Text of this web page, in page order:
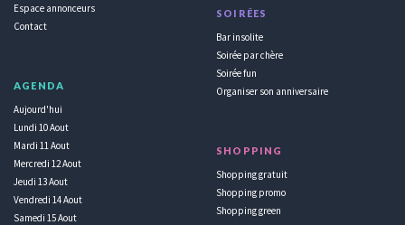
Espace annonceurs
Contact
AGENDA
Aujourd'hui
Lundi 10 Aout
Mardi 11 Aout
Mercredi 12 Aout
Jeudi 13 Aout
Vendredi 14 Aout
Samedi 15 Aout
SOIRÉES
Bar insolite
Soirée par chère
Soirée fun
Organiser son anniversaire
SHOPPING
Shopping gratuit
Shopping promo
Shopping green